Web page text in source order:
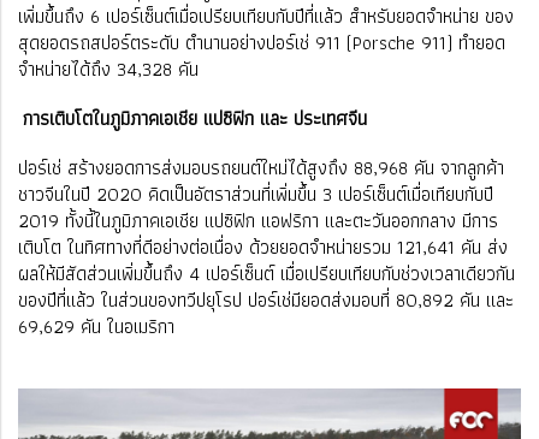
เพิ่มขึ้นถึง 6 เปอร์เซ็นต์เมื่อเปรียบเทียบกับปีที่แล้ว สำหรับยอดจำหน่าย ของ
สุดยอดรถสปอร์ตระดับ ตำนานอย่างปอร์เช่ 911 (Porsche 911) ทำยอด
จำหน่ายได้ถึง 34,328 คัน
การเติบโตในภูมิภาคเอเชีย แปซิฟิก และ ประเทศจีน
ปอร์เช่ สร้างยอดการส่งมอบรถยนต์ใหม่ได้สูงถึง 88,968 คัน จากลูกค้า
ชาวจีนในปี 2020 คิดเป็นอัตราส่วนที่เพิ่มขึ้น 3 เปอร์เซ็นต์เมื่อเทียบกับปี
2019 ทั้งนี้ในภูมิภาคเอเชีย แปซิฟิก เเอฟริกา และตะวันออกกลาง มีการ
เติบโต ในทิศทางที่ดีอย่างต่อเนื่อง ด้วยยอดจำหน่ายรวม 121,641 คัน ส่ง
ผลให้มีสัดส่วนเพิ่มขึ้นถึง 4 เปอร์เซ็นต์ เมื่อเปรียบเทียบกับช่วงเวลาเดียวกัน
ของปีที่เเล้ว ในส่วนของทวีปยุโรป ปอร์เช่มียอดส่งมอบที่ 80,892 คัน และ
69,629 คัน ในอเมริกา